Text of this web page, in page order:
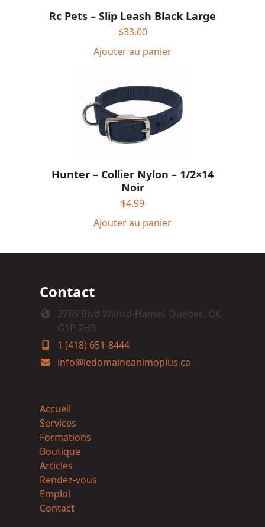
Rc Pets – Slip Leash Black Large
$33.00
Ajouter au panier
Hunter – Collier Nylon – 1/2×14
Noir
$4.99
Ajouter au panier
Contact
2785 Blvd Wilfrid-Hamel, Québec, QC
G1P 2H9
1 (418) 651-8444
info@ledomaineanimoplus.ca
Accueil
Services
Formations
Boutique
Articles
Rendez-vous
Emploi
Contact